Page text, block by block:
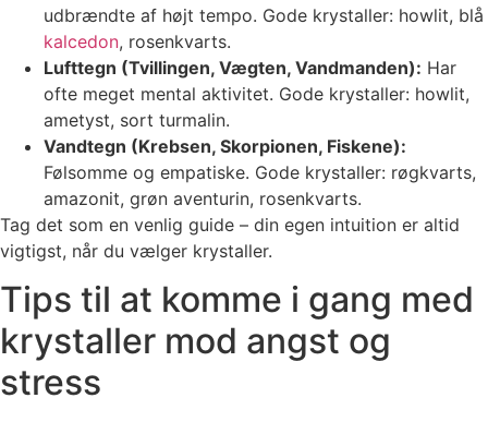
udbrændte af højt tempo. Gode krystaller: howlit, blå
kalcedon, rosenkvarts.
Lufttegn (Tvillingen, Vægten, Vandmanden): Har
ofte meget mental aktivitet. Gode krystaller: howlit,
ametyst, sort turmalin.
Vandtegn (Krebsen, Skorpionen, Fiskene):
Følsomme og empatiske. Gode krystaller: røgkvarts,
amazonit, grøn aventurin, rosenkvarts.
Tag det som en venlig guide – din egen intuition er altid
vigtigst, når du vælger krystaller.
Tips til at komme i gang med
krystaller mod angst og
stress